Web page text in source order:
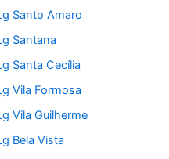
Santo Amaro
Santana
Santa Cecília
Vila Formosa
Vila Guilherme
Bela Vista